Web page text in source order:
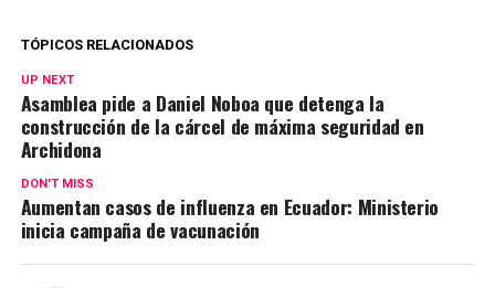
TÓPICOS RELACIONADOS
UP NEXT
Asamblea pide a Daniel Noboa que detenga la
construcción de la cárcel de máxima seguridad en
Archidona
DON'T MISS
Aumentan casos de influenza en Ecuador: Ministerio
inicia campaña de vacunación